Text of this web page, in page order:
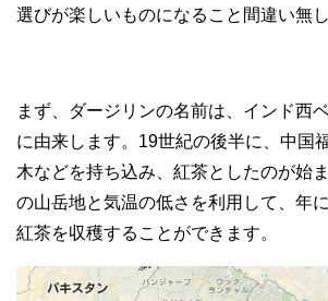
選びが楽しいものになること間違い無し
まず、ダージリンの名前は、インド西
に由来します。19世紀の後半に、中国
木などを持ち込み、紅茶としたのが始
の山岳地と気温の低さを利用して、年
紅茶を収穫することができます。